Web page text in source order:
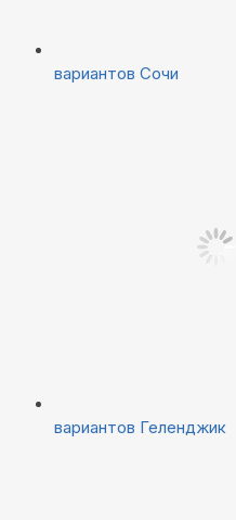
вариантов Сочи
вариантов Геленджик